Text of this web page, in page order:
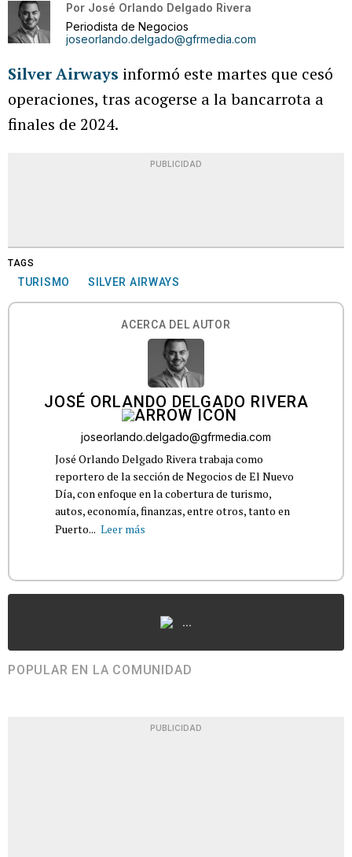
Por José Orlando Delgado Rivera
Periodista de Negocios
joseorlando.delgado@gfrmedia.com
Silver Airways informó este martes que cesó
operaciones, tras acogerse a la bancarrota a
finales de 2024.
PUBLICIDAD
TAGS
TURISMO SILVER AIRWAYS
ACERCA DEL AUTOR
JOSÉ ORLANDO DELGADO RIVERA
joseorlando.delgado@gfrmedia.com
José Orlando Delgado Rivera trabaja como
reportero de la sección de Negocios de El Nuevo
Día, con enfoque en la cobertura de turismo,
autos, economía, finanzas, entre otros, tanto en
Puerto... Leer más
...
POPULAR EN LA COMUNIDAD
PUBLICIDAD